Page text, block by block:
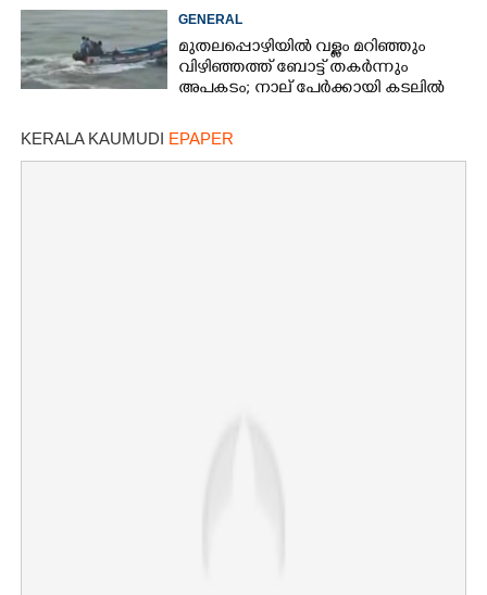
GENERAL
മുതലപ്പൊഴിയിൽ വള്ളം മറിഞ്ഞും
വിഴിഞ്ഞത്ത് ബോട്ട് തകർന്നും
അപകടം; നാല് പേർക്കായി കടലിൽ
KERALA KAUMUDI EPAPER